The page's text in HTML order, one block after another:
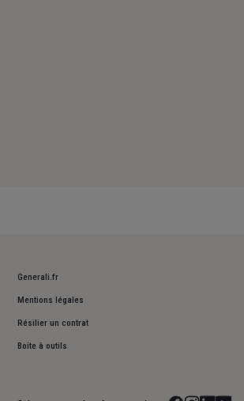
Generali.fr
Mentions légales
Résilier un contrat
Boite à outils